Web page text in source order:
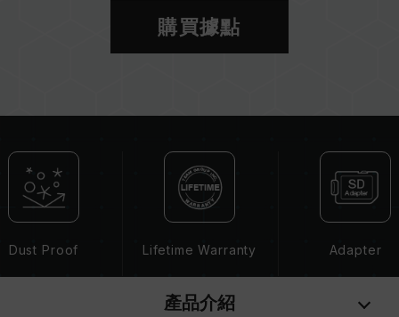
購買據點
Dust Proof Lifetime Warranty Adapter
產品介紹